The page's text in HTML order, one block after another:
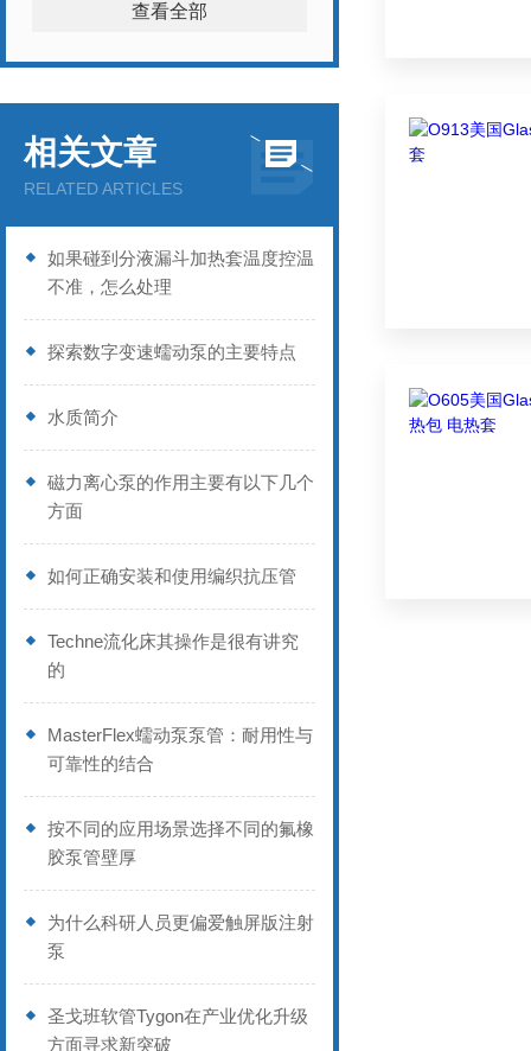
查看全部
相关文章
RELATED ARTICLES
如果碰到分液漏斗加热套温度控温
不准，怎么处理
探索数字变速蠕动泵的主要特点
水质简介
磁力离心泵的作用主要有以下几个
方面
如何正确安装和使用编织抗压管
Techne流化床其操作是很有讲究
的
MasterFlex蠕动泵泵管：耐用性与
可靠性的结合
按不同的应用场景选择不同的氟橡
胶泵管壁厚
为什么科研人员更偏爱触屏版注射
泵
圣戈班软管Tygon在产业优化升级
方面寻求新突破